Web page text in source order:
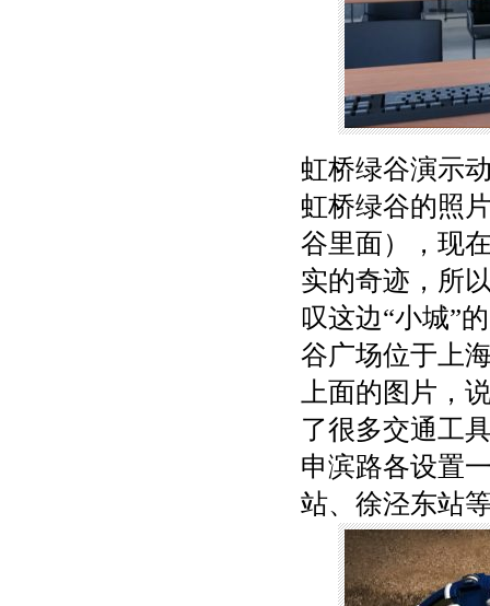
虹桥绿谷演示
虹桥绿谷的照
谷里面），现
实的奇迹，所
叹这边“小城”
谷广场位于上
上面的图片，
了很多交通工
申滨路各设置
站、徐泾东站